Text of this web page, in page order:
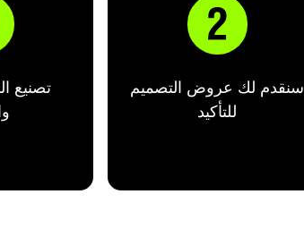

سنقدم لك عروض التصميم
للتأكيد
تصنيع